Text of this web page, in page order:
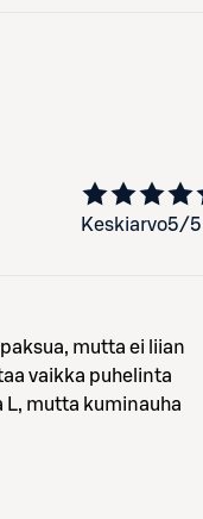
Keskiarvo5/5
mutta ei liian
vaikka puhelinta
L, mutta kuminauha